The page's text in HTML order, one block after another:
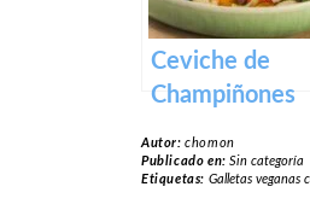
Ceviche de
Champiñones
Autor:chomon
Publicado en:Sin categoría
Etiquetas: Galletas veganas